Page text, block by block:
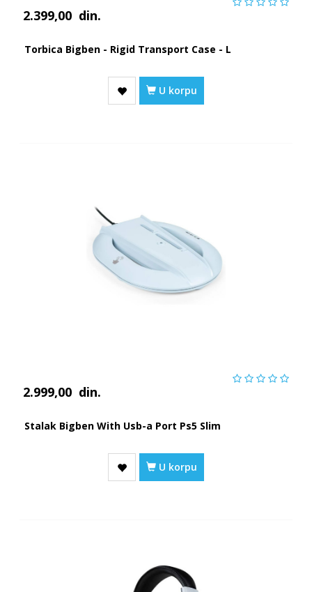
2.399,00 din.
Torbica Bigben - Rigid Transport Case - L
U korpu
2.999,00 din.
Stalak Bigben With Usb-a Port Ps5 Slim
U korpu